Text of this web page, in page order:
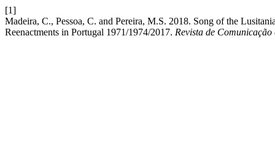
[1]
Madeira, C., Pessoa, C. and Pereira, M.S. 2018. Song of the
Reenactments in Portugal 1971/1974/2017. Revista de Comunicação